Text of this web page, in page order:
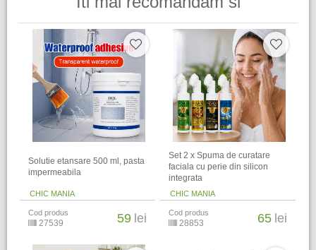
Solutie etansare 500 ml, pasta
impermeabila
CHIC MANIA
Cod produs
27539 59 lei
Set 2 x Spuma de curatare
faciala cu perie din silicon
integrata
CHIC MANIA
Cod produs
28853 65 lei